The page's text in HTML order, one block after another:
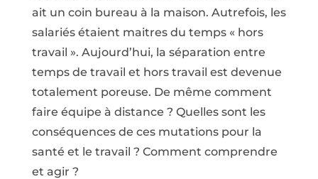
ait un coin bureau à la maison. Autrefois, les
salariés étaient maitres du temps « hors
travail ». Aujourd’hui, la séparation entre
temps de travail et hors travail est devenue
totalement poreuse. De même comment
faire équipe à distance ? Quelles sont les
conséquences de ces mutations pour la
santé et le travail ? Comment comprendre
et agir ?